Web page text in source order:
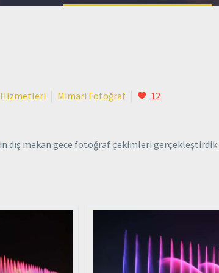
Mimari Fotoğraf 12
dış mekan gece fotoğraf çekimleri gerçekleştirdik.